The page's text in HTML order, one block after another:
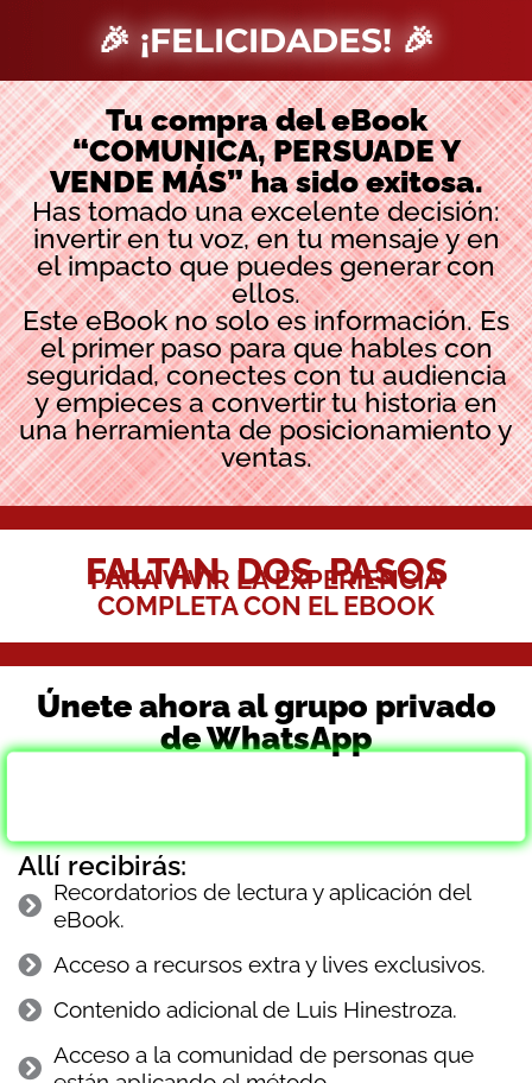
🎉 ¡FELICIDADES! 🎉
Tu compra del eBook
“COMUNICA, PERSUADE Y
VENDE MÁS” ha sido exitosa.
Has tomado una excelente decisión:
invertir en tu voz, en tu mensaje y en
el impacto que puedes generar con
ellos.
Este eBook no solo es información. Es
el primer paso para que hables con
seguridad, conectes con tu audiencia
y empieces a convertir tu historia en
una herramienta de posicionamiento y
ventas.
FALTAN DOS PASOS
PARA VIVIR LA EXPERIENCIA
COMPLETA CON EL EBOOK
Únete ahora al grupo privado
de WhatsApp
Allí recibirás:
Recordatorios de lectura y aplicación del
eBook.
Acceso a recursos extra y lives exclusivos.
Contenido adicional de Luis Hinestroza.
Acceso a la comunidad de personas que